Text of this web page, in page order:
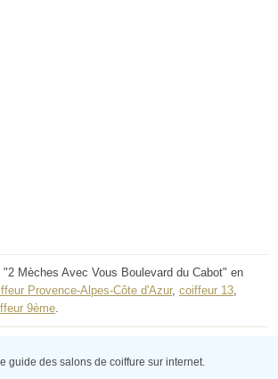
Mèches Avec Vous Boulevard du Cabot" en
Provence-Alpes-Côte d'Azur, coiffeur 13,
9ème.
guide des salons de coiffure sur internet.